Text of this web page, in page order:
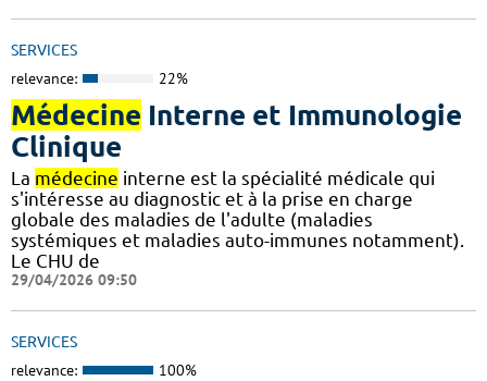
SERVICES
relevance: 22%
Médecine Interne et Immunologie
Clinique
La médecine interne est la spécialité médicale qui
s'intéresse au diagnostic et à la prise en charge
globale des maladies de l'adulte (maladies
systémiques et maladies auto-immunes notamment).
Le CHU de
29/04/2026 09:50
SERVICES
relevance: 100%